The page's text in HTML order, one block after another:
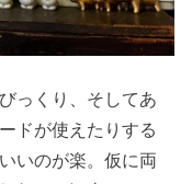
っくり、そしてあ
ドが使えたりする
いのが楽。仮に両